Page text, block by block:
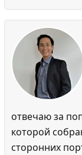
отвечаю за
которой
сторонних